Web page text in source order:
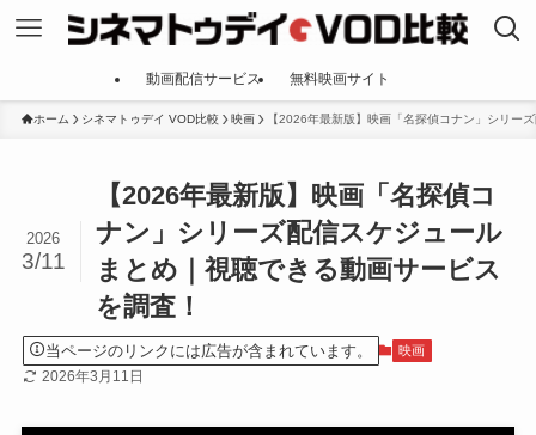
動画配信サービス 無料映画サイト
ホーム シネマトゥデイ VOD比較 映画 【2026年最新版】映画「名探偵コナン」シリー
【2026年最新版】映画「名探偵コ
ナン」シリーズ配信スケジュール
まとめ｜視聴できる動画サービス
を調査！
2026
3/11
当ページのリンクには広告が含まれています。 映画
2026年3月11日